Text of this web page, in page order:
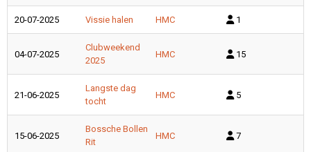
20-07-2025 Vissie halen HMC 1
04-07-2025
Clubweekend
2025
HMC 15
21-06-2025
Langste dag
tocht
HMC 5
15-06-2025
Bossche Bollen
Rit
HMC 7